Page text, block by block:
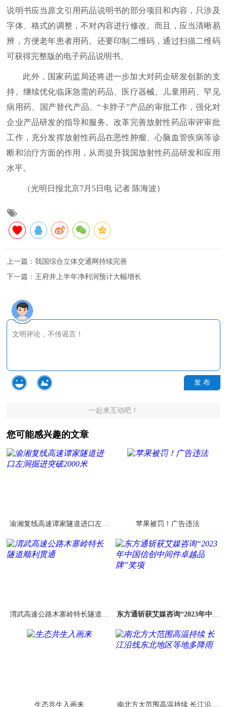
说明书应当原文引用药品说明书的部分项目和内容，只涉及
字体、格式的调整，不对内容进行修改。而且，应当清晰易
辨，方便老年患者用药。还要印制二维码，通过扫描二维码
可获得完整版的电子药品说明书。
此外，国家药监局还将进一步加大对药企研发创新的支
持。继续优化临床急需的药品、医疗器械、儿童用药、罕见
病用药、国产替代产品、“卡脖子”产品的审批工作，强化对
企业产品研发的指导和服务。改革完善放射性药品审评审批
工作，充分发挥放射性药品在恶性肿瘤、心脑血管疾病等诊
断和治疗方面的作用，从而提升我国放射性药品研发和应用
水平。
（光明日报北京7月5日电 记者 陈海波）
上一篇：我国综合立体交通网持续完善
下一篇： 王府井上半年净利润预计大幅增长
发 布
一起来互动吧！
您可能感兴趣的文章
渝湘复线高速谭家隧道进口左洞
苹果被罚！广告违法
渭武高速公路木寨岭特长隧道顺
东方通斩获艾媒咨询“2023年中国
生态共生入画来 南北方大范围高温持续 长江沿线